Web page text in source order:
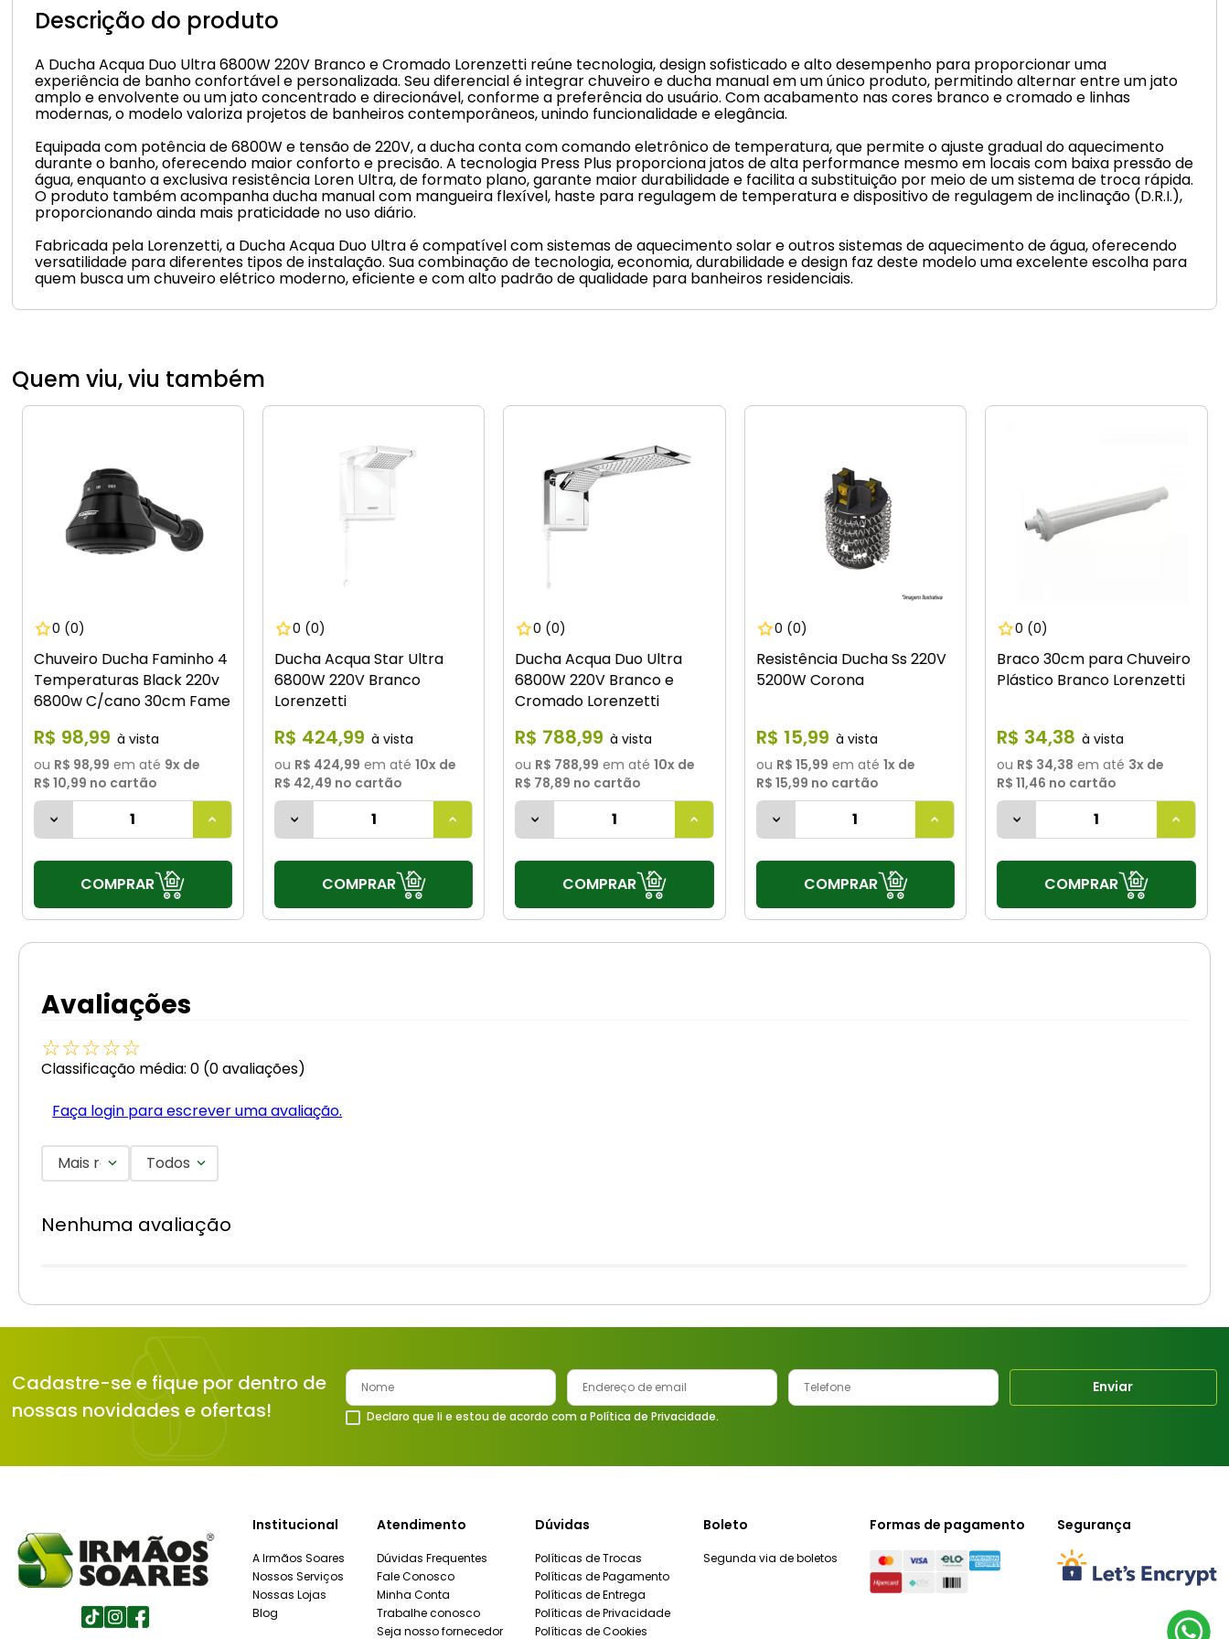
Descrição do produto
A Ducha Acqua Duo Ultra 6800W 220V Branco e Cromado Lorenzetti reúne tecnologia, design sofisticado e alto desempenho para proporcionar uma
experiência de banho confortável e personalizada. Seu diferencial é integrar chuveiro e ducha manual em um único produto, permitindo alternar entre um jato
amplo e envolvente ou um jato concentrado e direcionável, conforme a preferência do usuário. Com acabamento nas cores branco e cromado e linhas
modernas, o modelo valoriza projetos de banheiros contemporâneos, unindo funcionalidade e elegância.
Equipada com potência de 6800W e tensão de 220V, a ducha conta com comando eletrônico de temperatura, que permite o ajuste gradual do aquecimento
durante o banho, oferecendo maior conforto e precisão. A tecnologia Press Plus proporciona jatos de alta performance mesmo em locais com baixa pressão de
água, enquanto a exclusiva resistência Loren Ultra, de formato plano, garante maior durabilidade e facilita a substituição por meio de um sistema de troca rápida.
O produto também acompanha ducha manual com mangueira flexível, haste para regulagem de temperatura e dispositivo de regulagem de inclinação (D.R.I.),
proporcionando ainda mais praticidade no uso diário.
Fabricada pela Lorenzetti, a Ducha Acqua Duo Ultra é compatível com sistemas de aquecimento solar e outros sistemas de aquecimento de água, oferecendo
versatilidade para diferentes tipos de instalação. Sua combinação de tecnologia, economia, durabilidade e design faz deste modelo uma excelente escolha para
quem busca um chuveiro elétrico moderno, eficiente e com alto padrão de qualidade para banheiros residenciais.
Quem viu, viu também
0 (0)
Chuveiro Ducha Faminho 4
Temperaturas Black 220v
6800w C/cano 30cm Fame
R$ 98,99
ou R$ 98,99 em até 9x de
R$ 10,99 no cartão
COMPRAR
0 (0)
Ducha Acqua Star Ultra
6800W 220V Branco
Lorenzetti
R$ 424,99
ou R$ 424,99 em até 10x de
R$ 42,49 no cartão
COMPRAR
0 (0)
Ducha Acqua Duo Ultra
6800W 220V Branco e
Cromado Lorenzetti
R$ 788,99
ou R$ 788,99 em até 10x de
R$ 78,89 no cartão
COMPRAR
0 (0)
Resistência Ducha Ss 220V
5200W Corona
R$ 15,99
ou R$ 15,99 em até 1x de
R$ 15,99 no cartão
COMPRAR
0 (0)
Braco 30cm para Chuveiro
Plástico Branco Lorenzetti
R$ 34,38
ou R$ 34,38 em até 3x de
R$ 11,46 no cartão
COMPRAR
Avaliações
☆☆☆☆☆
Classificação média: 0 (0 avaliações)
Faça login para escrever uma avaliação.
Mais recentesTodos
Nenhuma avaliação
Cadastre-se e fique por dentro de
nossas novidades e ofertas!
Enviar
Declaro que li e estou de acordo com a Política de Privacidade.
Institucional
A Irmãos Soares
Nossos Serviços
Nossas Lojas
Blog
Atendimento
Dúvidas Frequentes
Fale Conosco
Minha Conta
Trabalhe conosco
Seja nosso fornecedor
Dúvidas
Políticas de Trocas
Políticas de Pagamento
Políticas de Entrega
Políticas de Privacidade
Políticas de Cookies
Boleto
Segunda via de boletos
Formas de pagamento Segurança